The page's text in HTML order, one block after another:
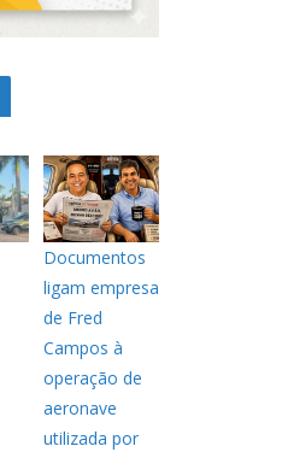
Documentos
ligam empresa
de Fred
Campos à
operação de
aeronave
utilizada por